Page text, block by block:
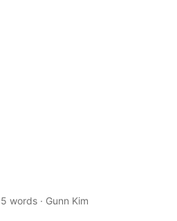
words · Gunn Kim